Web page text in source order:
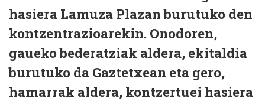
hasiera Lamuza Plazan burutuko den
kontzentrazioarekin. Onodoren,
gaueko bederatziak aldera, ekitaldia
burutuko da Gaztetxean eta gero,
hamarrak aldera, kontzertuei hasiera